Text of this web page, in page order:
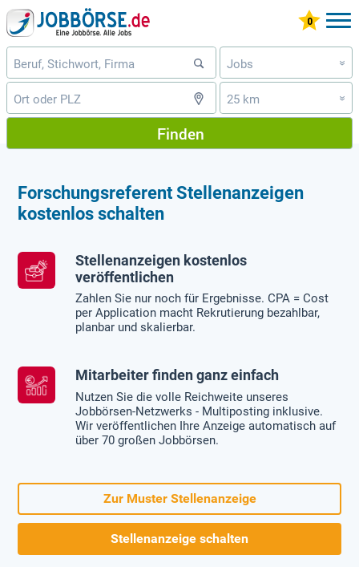
Jobs »
25 km »
Finden
Forschungsreferent Stellenanzeigen
kostenlos schalten
Stellenanzeigen kostenlos
veröffentlichen
Zahlen Sie nur noch für Ergebnisse. CPA = Cost
per Application macht Rekrutierung bezahlbar,
planbar und skalierbar.
Mitarbeiter finden ganz einfach
Nutzen Sie die volle Reichweite unseres
Jobbörsen-Netzwerks - Multiposting inklusive.
Wir veröffentlichen Ihre Anzeige automatisch auf
über 70 großen Jobbörsen.
Zur Muster Stellenanzeige
Stellenanzeige schalten